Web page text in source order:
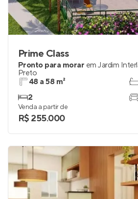
Prime Class
Pronto para morar em Jardim
Preto
48 a 58 m²
2
Venda a partir de
R$ 255.000